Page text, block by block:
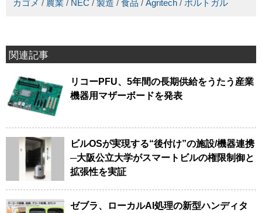
カゴメ / 農業 / NEC / 製造 / 食品 / Agritech / ポルトガル
関連記事
リコーPFU、5年間の長期供給をうたう産業
機器用マザーボードを発表
ビルOSが実現する“後付け”の施設/機器連携
─大阪公立大学がスマートビルの権限制御と
拡張性を実証
ゼブラ、ローカルAI処理の新型ハンディタ